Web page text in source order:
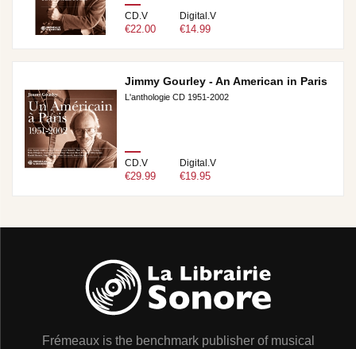
CD.V
€22.00
Digital.V
€14.99
Jimmy Gourley - An American in Paris
L'anthologie CD 1951-2002
CD.V
€29.99
Digital.V
€19.95
Frémeaux is the benchmark publisher of musical